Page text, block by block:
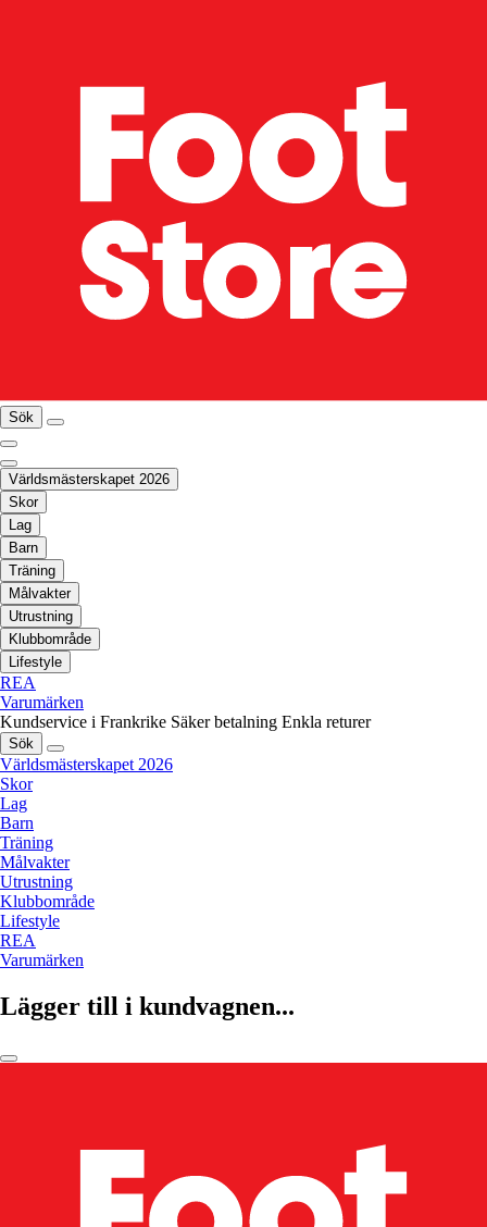
Sök
Världsmästerskapet 2026
Skor
Lag
Barn
Träning
Målvakter
Utrustning
Klubbområde
Lifestyle
REA
Varumärken
Kundservice i Frankrike Säker betalning Enkla returer
Sök
Världsmästerskapet 2026
Skor
Lag
Barn
Träning
Målvakter
Utrustning
Klubbområde
Lifestyle
REA
Varumärken
Lägger till i kundvagnen...